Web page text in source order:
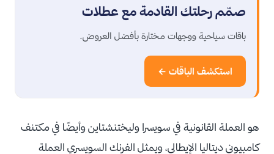
صمّم رحلتك القادمة مع عطلات
باقات سياحية ووجهات مختارة بأفضل العروض.
استكشف الباقات ←
هو العملة القانونية في سويسرا وليختنشتاين وأيضًا في مكتنف
كامبيوني ديتاليا الإيطالي، ويمثل الفرنك السويسري العملة